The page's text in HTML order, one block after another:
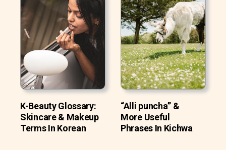
K-Beauty Glossary:
Skincare & Makeup
Terms In Korean
“Alli puncha” &
More Useful
Phrases In Kichwa